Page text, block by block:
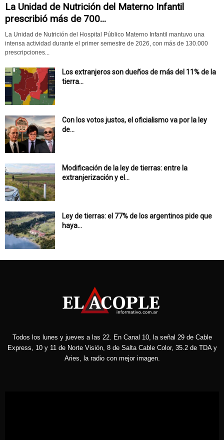
La Unidad de Nutrición del Materno Infantil
prescribió más de 700...
La Unidad de Nutrición del Hospital Público Materno Infantil mantuvo una
intensa actividad durante el primer semestre de 2026, con más de 130.000
prescripciones...
Los extranjeros son dueños de más del 11% de la
tierra...
Con los votos justos, el oficialismo va por la ley
de...
Modificación de la ley de tierras: entre la
extranjerización y el...
Ley de tierras: el 77% de los argentinos pide que
haya...
Todos los lunes y jueves a las 22. En Canal 10, la señal 29 de Cable
Express, 10 y 11 de Norte Visión, 8 de Salta Cable Color, 35.2 de TDA y
Aries, la radio con mejor imagen.